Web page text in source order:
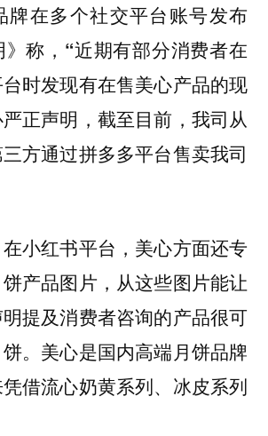
牌在多个社交平台账号发布
称， “近期有部分消费者在
时发现有在售美心产品的现
正声明，截至目前，我司从
方通过拼多多平台售卖我司
小红书平台，美心方面还专
产品图片，从这些图片能让
提及消费者咨询的产品很可
。美心是国内高端月饼品牌
借流心奶黄系列、冰皮系列